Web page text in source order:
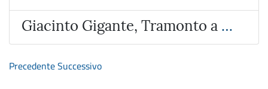
Giacinto Gigante, Tramonto a Bacoli
PrecedenteSuccessivo